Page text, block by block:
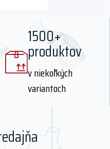
1500+
produktov
v niekoľkých
variantoch